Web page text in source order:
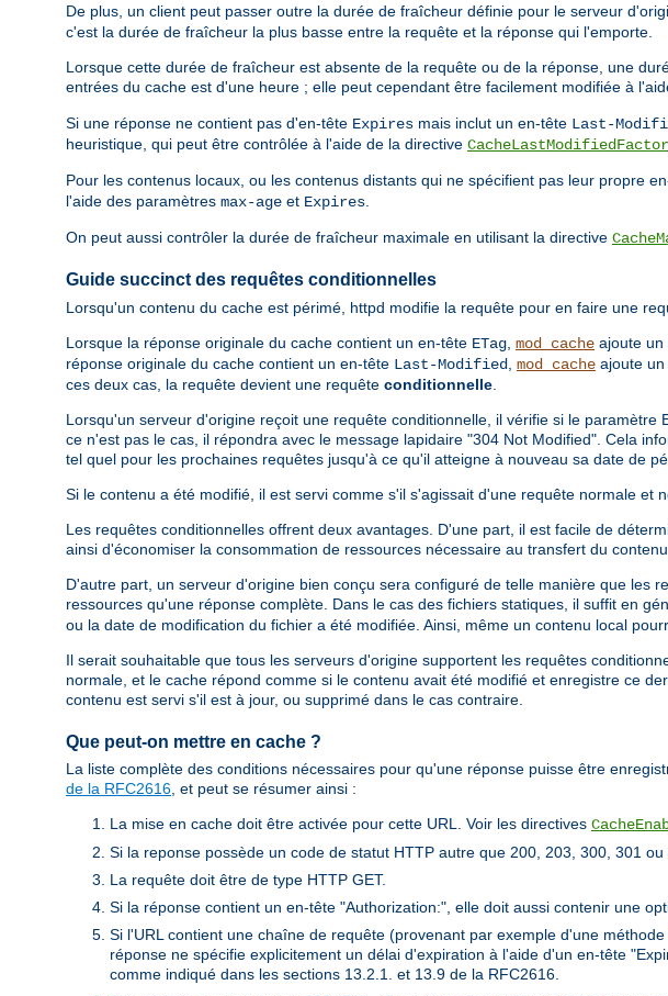
De plus, un client peut passer outre la durée de fraîcheur définie pour le serveur
c'est la durée de fraîcheur la plus basse entre la requête et la réponse qui l'emporte.
Lorsque cette durée de fraîcheur est absente de la requête ou de la réponse, une
entrées du cache est d'une heure ; elle peut cependant être facilement modifiée à
Si une réponse ne contient pas d'en-tête Expires mais inclut un en-tête Last-
heuristique, qui peut être contrôlée à l'aide de la directive CacheLastModifiedFactor
Pour les contenus locaux, ou les contenus distants qui ne spécifient pas leur propre
l'aide des paramètres max-age et Expires
On peut aussi contrôler la durée de fraîcheur maximale en utilisant la directive
Guide succinct des requêtes conditionnelles
Lorsqu'un contenu du cache est périmé, httpd modifie la requête pour en faire une
Lorsque la réponse originale du cache contient un en-tête ETag mod_cache ajoute un
réponse originale du cache contient un en-tête Last-Modified mod_cache ajoute
ces deux cas, la requête devient une requête conditionnelle
Lorsqu'un serveur d'origine reçoit une requête conditionnelle, il vérifie si le
ce n'est pas le cas, il répondra avec le message lapidaire "304 Not Modified". Cela
tel quel pour les prochaines requêtes jusqu'à ce qu'il atteigne à nouveau sa date de
Si le contenu a été modifié, il est servi comme s'il s'agissait d'une requête normale et
Les requêtes conditionnelles offrent deux avantages. D'une part, il est facile de
ainsi d'économiser la consommation de ressources nécessaire au transfert du
D'autre part, un serveur d'origine bien conçu sera configuré de telle manière que les
ressources qu'une réponse complète. Dans le cas des fichiers statiques, il suffit en
ou la date de modification du fichier a été modifiée. Ainsi, même un contenu local
Il serait souhaitable que tous les serveurs d'origine supportent les requêtes
normale, et le cache répond comme si le contenu avait été modifié et enregistre ce
contenu est servi s'il est à jour, ou supprimé dans le cas contraire.
Que peut-on mettre en cache ?
La liste complète des conditions nécessaires pour qu'une réponse puisse être
de la RFC2616 , et peut se résumer ainsi :
La mise en cache doit être activée pour cette URL. Voir les directives
Si la reponse possède un code de statut HTTP autre que 200, 203, 300, 301
La requête doit être de type HTTP GET.
Si la réponse contient un en-tête "Authorization:", elle doit aussi contenir une
Si l'URL contient une chaîne de requête (provenant par exemple d'une
réponse ne spécifie explicitement un délai d'expiration à l'aide d'un en-tête
comme indiqué dans les sections 13.2.1. et 13.9 de la RFC2616.